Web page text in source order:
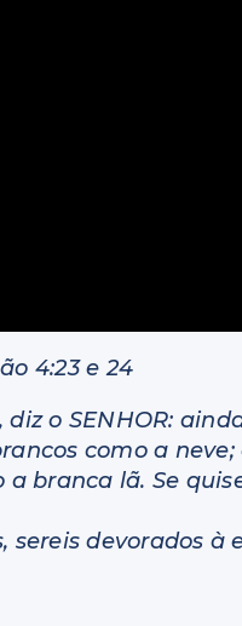
4:23 e 24
o SENHOR:
como a
branca lã. Se
sereis devorados à